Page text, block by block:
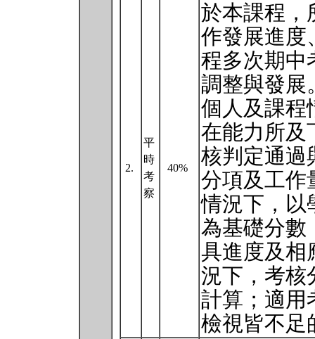
2.
平
時
考
察
40%
於本課程，
作發展進度
程多次期中
調整與發展
個人及課程
在能力所及
核判定通過
分項及工作
情況下，以
為基礎分數
具進度及相
況下，考核
計算；適用
檢視皆不足